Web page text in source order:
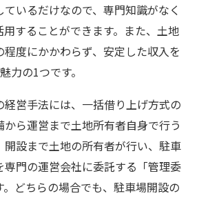
いるだけなので、専門知識がなく
することができます。また、土地
度にかかわらず、安定した収入を
の1つです。
経営手法には、一括借り上げ方式の
ら運営まで土地所有者自身で行う
開設まで土地の所有者が行い、駐車
門の運営会社に委託する「管理委
どちらの場合でも、駐車場開設の